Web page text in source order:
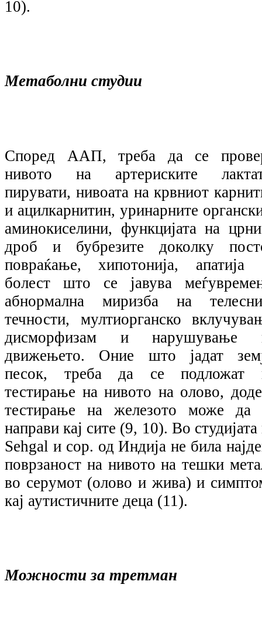
10).
Метаболни студии
Според ААП, треба да се
нивото на артериските
пирувати, нивоата на крвниот
и ацилкарнитин, уринарните
аминокиселини, функцијата на
дроб и бубрезите доколку
повраќање, хипотонија, апатија
болест што се јавува
абнормална миризба на
течности, мултиорганско
дисморфизам и нарушување
движењето. Оние што јадат
песок, треба да се подложат
тестирање на нивото на олово,
тестирање на железото може да
направи кај сите (9, 10). Во студијата
Sehgal и cop. од Индија не била
поврзаност на нивото на тешки
во серумот (олово и жива) и
кај аутистичните деца (11).
Можности за третман